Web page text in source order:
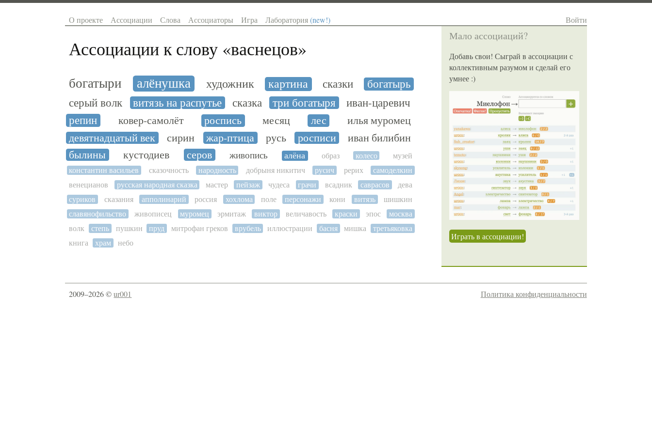
О проекте Ассоциации Слова Ассоциаторы Игра Лаборатория(new!) Войти
Ассоциации к слову «васнецов»
богатыри алёнушка художник картина сказки
богатырь
серый волк
витязь на распутье сказка три богатыря
иван-царевич
репин
ковер-самолёт роспись месяц лес
илья муромец
девятнадцатый век
сирин жар-птица русь росписи
иван билибин
былины
кустодиев серов живопись алёна образ колесо
музей
константин васильев
сказочность народность добрыня никитич русич рерих
самоделкин
венецианов
русская народная сказка мастер пейзаж чудеса грачи всадник саврасов
дева
суриков
сказания апполинарий россия хохлома поле персонажи кони витязь
шишкин
славянофильство
живописец муромец эрмитаж виктор величавость краски эпос
москва
волк
степь пушкин пруд митрофан греков врубель иллюстрации басня мишка
третьяковка
книга
храм небо
Мало ассоциаций?
Добавь свои! Сыграй в ассоциации с
коллективным разумом и сделай его
умнее :)
Играть в ассоциации!
2009–2026 ©ur001 Политика конфиденциальности